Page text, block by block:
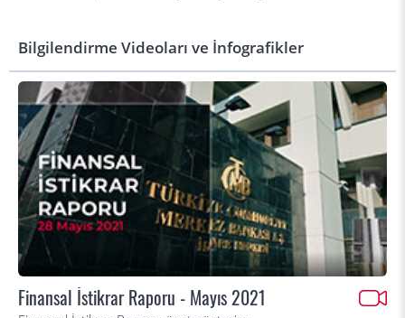
Bilgilendirme Videoları ve İnfografikler
Finansal İstikrar Raporu - Mayıs 2021